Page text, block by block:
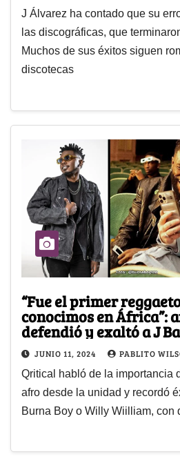
J Álvarez ha contado que su
las discográficas, que
Muchos de sus éxitos siguen
discotecas
“Fue el primer
conocimos en África”:
defendió y exaltó a J
JUNIO 11, 2024 PABLITO
Qritical habló de la importancia
afro desde la unidad y recordó
Burna Boy o Willy Wiilliam, con